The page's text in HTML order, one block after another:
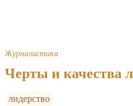
Журналистика
Черты и качества
лидерство